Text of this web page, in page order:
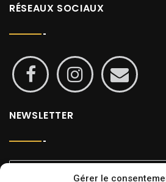
Gérer le
RÉSEAUX SOCIAUX
NEWSLETTER